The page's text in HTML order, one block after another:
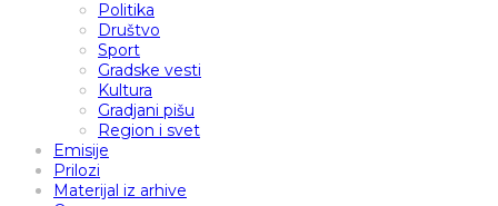
Politika
Društvo
Sport
Gradske vesti
Kultura
Gradjani pišu
Region i svet
Emisije
Prilozi
Materijal iz arhive